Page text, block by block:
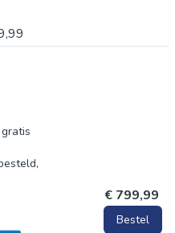
die nodig is voor
soorten reizen. * Inhoud:
Trekstang: Dubbele
x 26,9 cm Voordelen Peli
In Travel Case (HC25-
is deze koffer zeer
van 1 tot 2 weken. De
kleding en accessoires
De schaal van
€ 799,99
Bestel